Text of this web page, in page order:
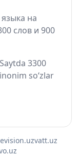
на
слов и 900
3300
so‘zlar
vatt.uz